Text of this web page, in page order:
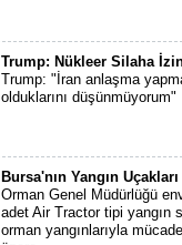
Trump: Nükleer Silaha
Trump: "İran anlaşma
olduklarını düşünmüyorum"
Bursa'nın Yangın Uçakları
Orman Genel Müdürlüğü
adet Air Tractor tipi yangın
orman yangınlarıyla